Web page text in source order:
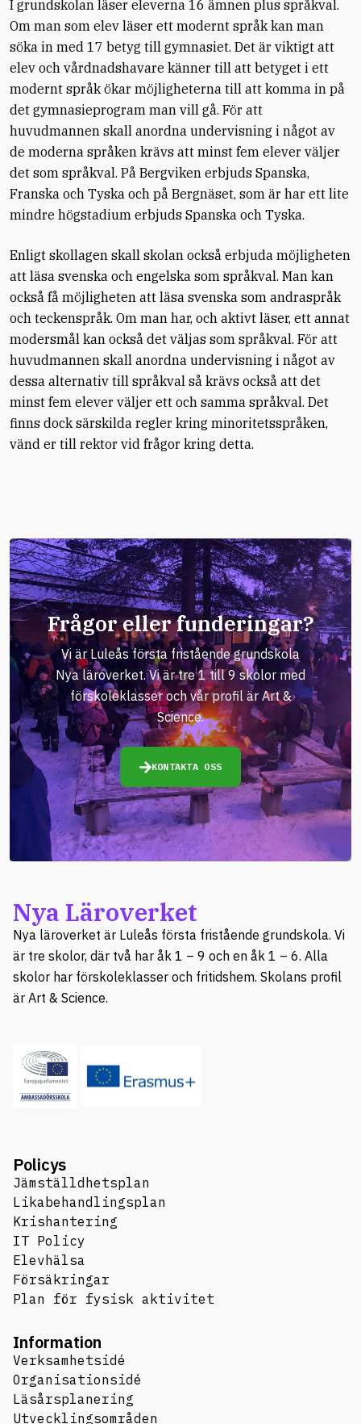
I grundskolan läser eleverna 16 ämnen plus språkval.
Om man som elev läser ett modernt språk kan man
söka in med 17 betyg till gymnasiet. Det är viktigt att
elev och vårdnadshavare känner till att betyget i ett
modernt språk ökar möjligheterna till att komma in på
det gymnasieprogram man vill gå. För att
huvudmannen skall anordna undervisning i något av
de moderna språken krävs att minst fem elever väljer
det som språkval. På Bergviken erbjuds Spanska,
Franska och Tyska och på Bergnäset, som är har ett lite
mindre högstadium erbjuds Spanska och Tyska.
Enligt skollagen skall skolan också erbjuda möjligheten
att läsa svenska och engelska som språkval. Man kan
också få möjligheten att läsa svenska som andraspråk
och teckenspråk. Om man har, och aktivt läser, ett annat
modersmål kan också det väljas som språkval. För att
huvudmannen skall anordna undervisning i något av
dessa alternativ till språkval så krävs också att det
minst fem elever väljer ett och samma språkval. Det
finns dock särskilda regler kring minoritetsspråken,
vänd er till rektor vid frågor kring detta.
Frågor eller funderingar?
Vi är Luleås första fristående grundskola
Nya läroverket. Vi är tre 1 till 9 skolor med
förskoleklasser och vår profil är Art &
Science.
KONTAKTA OSS
Nya Läroverket
Nya läroverket är Luleås första fristående grundskola. Vi
är tre skolor, där två har åk 1 – 9 och en åk 1 – 6. Alla
skolor har förskoleklasser och fritidshem. Skolans profil
är Art & Science.
Policys
Jämställdhetsplan
Likabehandlingsplan
Krishantering
IT Policy
Elevhälsa
Försäkringar
Plan för fysisk aktivitet
Information
Verksamhetsidé
Organisationsidé
Läsårsplanering
Utvecklingsområden